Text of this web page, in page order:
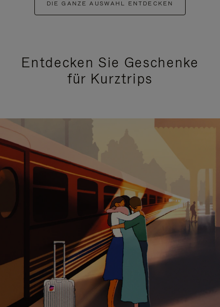
DIE GANZE AUSWAHL ENTDECKEN
Entdecken Sie Geschenke
für Kurztrips